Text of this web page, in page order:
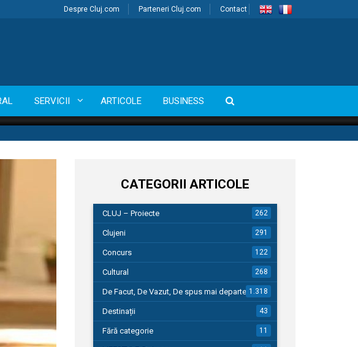
Despre Cluj.com Parteneri Cluj.com Contact
SERVICII ARTICOLE BUSINESS
CATEGORII ARTICOLE
CLUJ – Proiecte 262
Clujeni 291
Concurs 122
Cultural 268
De Facut, De Vazut, De spus mai departe…1.318
Destinații 43
Fără categorie 11